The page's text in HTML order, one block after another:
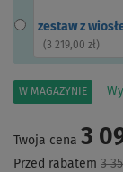
zestaw z
( 3 219,00 zł)
W MAGAZYNIE
Twoja cena 3
Przed rabatem 3